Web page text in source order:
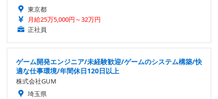
東京都
月給25万5,000円～32万円
正社員
ゲーム開発エンジニア/未経験歓迎/ゲームのシステム構築/快
適な仕事環境/年間休日120日以上
株式会社GUM
埼玉県